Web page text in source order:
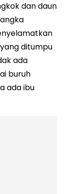
dan daun
ditumpu
ada
buruh
ada ibu